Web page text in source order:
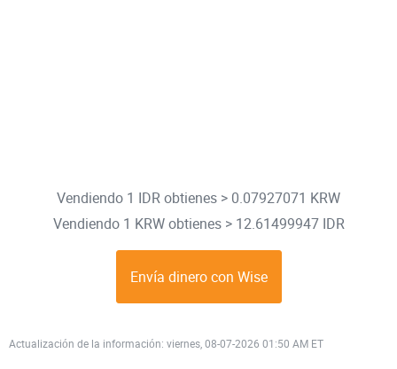
Vendiendo 1 IDR obtienes > 0.07927071 KRW
Vendiendo 1 KRW obtienes > 12.61499947 IDR
Envía dinero con Wise
Actualización de la información: viernes, 08-07-2026 01:50 AM ET